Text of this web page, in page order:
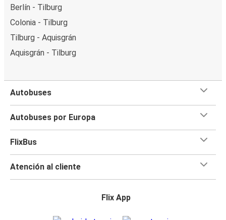
Berlín - Tilburg
Colonia - Tilburg
Tilburg - Aquisgrán
Aquisgrán - Tilburg
Autobuses
Autobuses por Europa
FlixBus
Atención al cliente
Flix App